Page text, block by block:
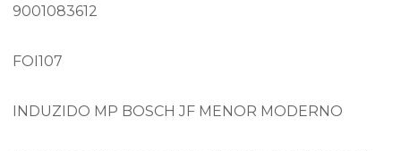
9001083612
FOI107
INDUZIDO MP BOSCH JF MENOR MODERNO